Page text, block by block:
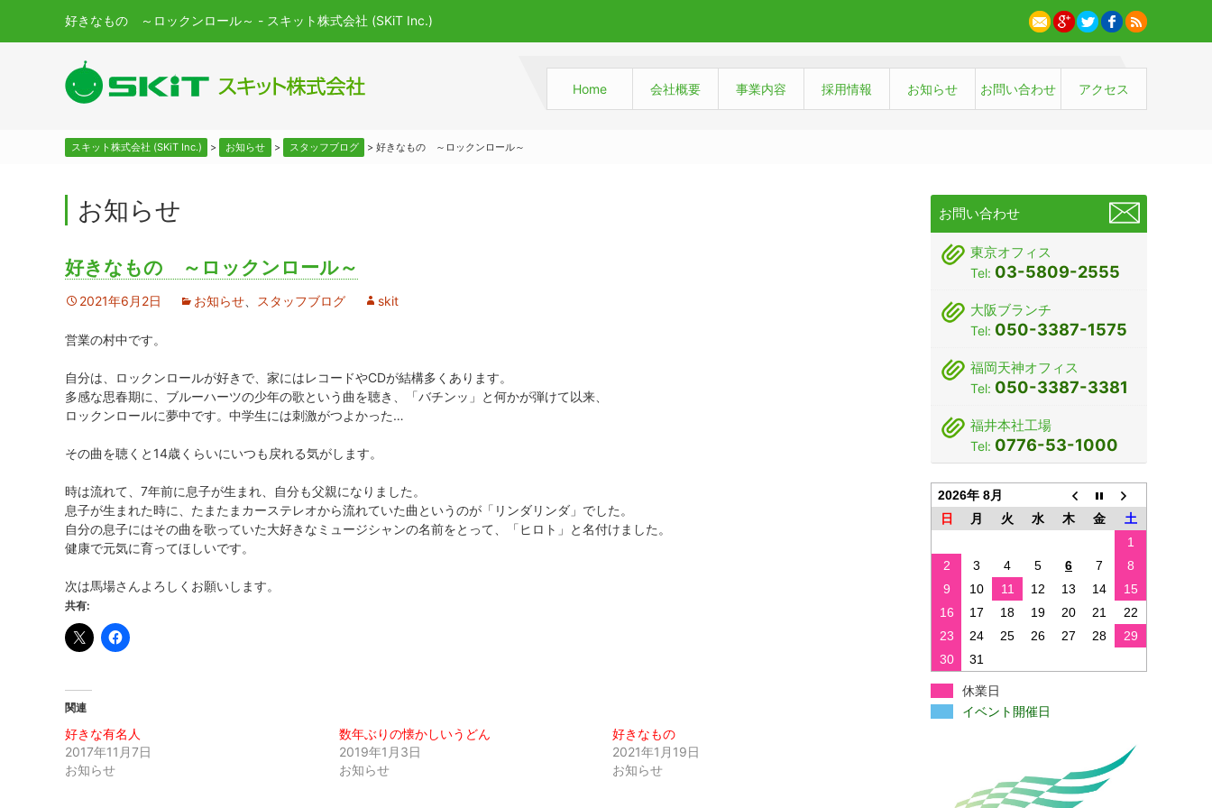
好きなもの ～ロックンロール～ - スキット株式会社 (SKiT Inc.)
Home 会社概要 事業内容 採用情報 お知らせ お問い合わせ アクセス
スキット株式会社 (SKiT Inc.) > お知らせ > スタッフブログ >好きなもの ～ロックンロール～
お知らせ
好きなもの ～ロックンロール～
2021年6月2日 お知らせ スタッフブログ skit
営業の村中です。
自分は、ロックンロールが好きで、家にはレコードやCDが結構多くあります。
多感な思春期に、ブルーハーツの少年の歌という曲を聴き、「バチンッ」と何かが弾けて以来、
ロックンロールに夢中です。中学生には刺激がつよかった…
その曲を聴くと14歳くらいにいつも戻れる気がします。
時は流れて、7年前に息子が生まれ、自分も父親になりました。
息子が生まれた時に、たまたまカーステレオから流れていた曲というのが「リンダリンダ」でした。
自分の息子にはその曲を歌っていた大好きなミュージシャンの名前をとって、「ヒロト」と名付けました。
健康で元気に育ってほしいです。
次は馬場さんよろしくお願いします。
共有:
関連
好きな有名人
2017年11月7日
お知らせ
数年ぶりの懐かしいうどん
2019年1月3日
お知らせ
好きなもの
2021年1月19日
お知らせ
お問い合わせ
東京オフィス
Tel: 03-5809-2555
大阪ブランチ
Tel: 050-3387-1575
福岡天神オフィス
Tel: 050-3387-3381
福井本社工場
Tel: 0776-53-1000
2026年 8月
日
月 火 水 木 金
土
1
2
3 4 5 6 7
8
9
10 11 12 13 14
15
16
17 18 19 20 21
22
23
24 25 26 27 28
29
30
31
休業日
イベント開催日